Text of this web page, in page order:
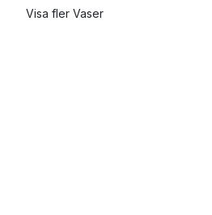
Visa fler Vaser